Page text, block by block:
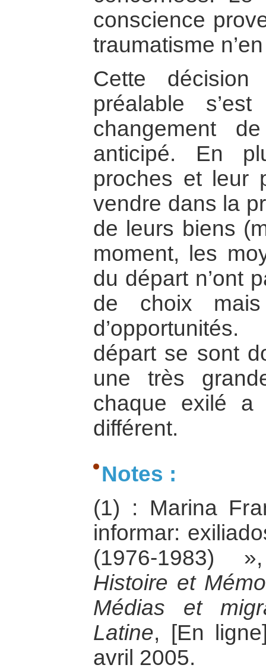
conscience
traumatisme
Cette
préalable
changement
anticipé. En
proches et leur
vendre dans la
de leurs biens
moment, les
du départ n’ont
de choix
départ se sont
une très
chaque exilé a
différent.
Notes :
(1) : Marina
informar:
(1976-1983)
Histoire et
Médias et
Latine, [En
avril 2005.